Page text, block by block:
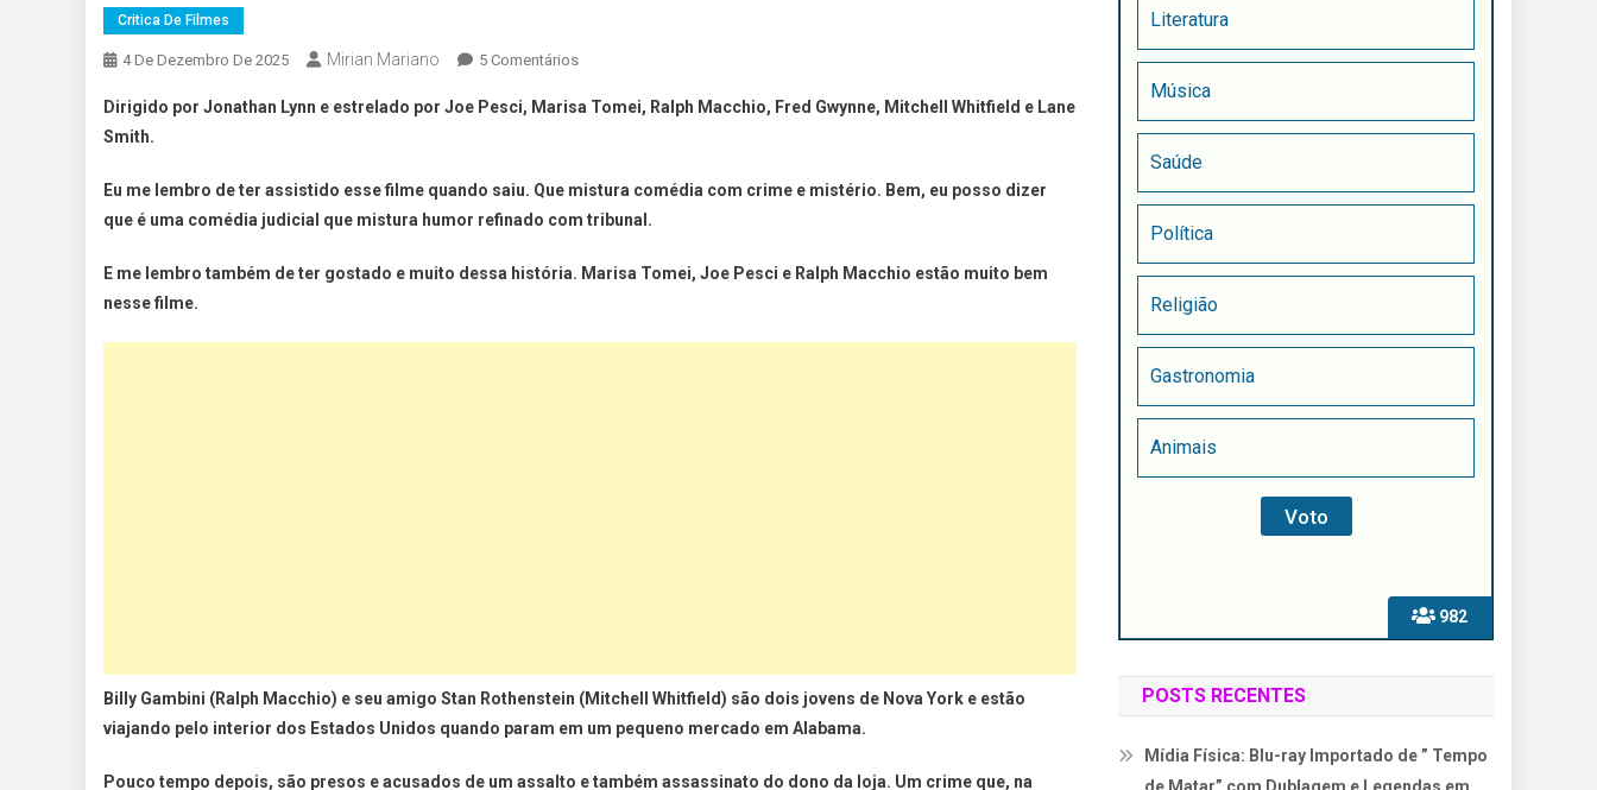
Critica De Filmes
4 De Dezembro De 2025 Mirian Mariano 5 Comentários
Dirigido por Jonathan Lynn e estrelado por Joe Pesci, Marisa Tomei, Ralph Macchio, Fred Gwynne, Mitchell Whitfield e Lane
Smith.
Eu me lembro de ter assistido esse filme quando saiu. Que mistura comédia com crime e mistério. Bem, eu posso dizer
que é uma comédia judicial que mistura humor refinado com tribunal.
E me lembro também de ter gostado e muito dessa história. Marisa Tomei, Joe Pesci e Ralph Macchio estão muito bem
nesse filme.
Billy Gambini (Ralph Macchio) e seu amigo Stan Rothenstein (Mitchell Whitfield) são dois jovens de Nova York e estão
viajando pelo interior dos Estados Unidos quando param em um pequeno mercado em Alabama.
Pouco tempo depois, são presos e acusados de um assalto e também assassinato do dono da loja. Um crime que, na
982
Literatura
Música
Saúde
Política
Religião
Gastronomia
Animais
POSTS RECENTES
Mídia Física: Blu-ray Importado de ” Tempo